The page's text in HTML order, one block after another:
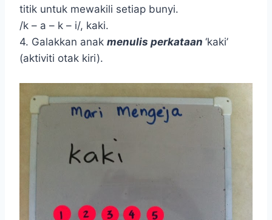
titik untuk mewakili setiap bunyi.
/k – a – k – i/, kaki.
4. Galakkan anak menulis perkataan ‘kaki’
(aktiviti otak kiri).